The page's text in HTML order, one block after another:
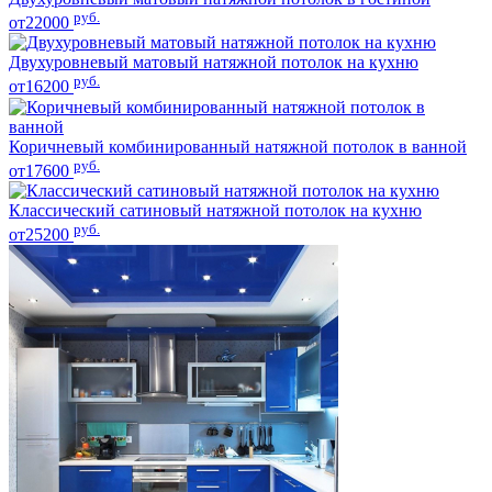
от22000 руб.
Двухуровневый матовый натяжной потолок на кухню
от16200 руб.
Коричневый комбинированный натяжной потолок в ванной
от17600 руб.
Классический сатиновый натяжной потолок на кухню
от25200 руб.